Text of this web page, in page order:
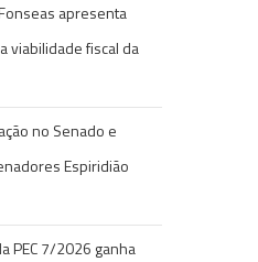
apresenta
viabilidade fiscal da
no Senado e
Espiridião
PEC 7/2026 ganha